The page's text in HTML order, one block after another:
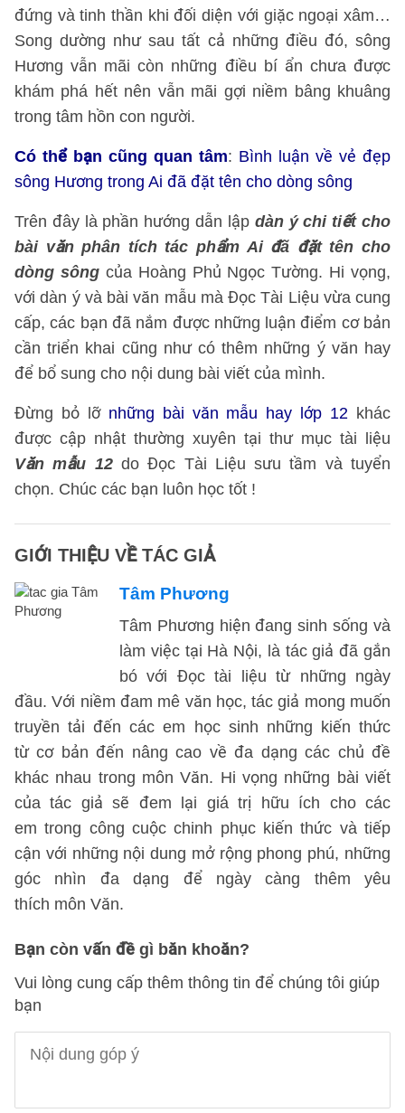
đứng và tinh thần khi đối diện với giặc ngoại xâm…
Song dường như sau tất cả những điều đó, sông
Hương vẫn mãi còn những điều bí ẩn chưa được
khám phá hết nên vẫn mãi gợi niềm bâng khuâng
trong tâm hồn con người.
Có thể bạn cũng quan tâm: Bình luận về vẻ đẹp
sông Hương trong Ai đã đặt tên cho dòng sông
Trên đây là phần hướng dẫn lập dàn ý chi tiết cho
bài văn phân tích tác phẩm Ai đã đặt tên cho
dòng sôngcủa Hoàng Phủ Ngọc Tường. Hi vọng,
với dàn ý và bài văn mẫu mà Đọc Tài Liệu vừa cung
cấp, các bạn đã nắm được những luận điểm cơ bản
cần triển khai cũng như có thêm những ý văn hay
để bổ sung cho nội dung bài viết của mình.
Đừng bỏ lỡ những bài văn mẫu hay lớp 12 khác
được cập nhật thường xuyên tại thư mục tài liệu
Văn mẫu 12do Đọc Tài Liệu sưu tầm và tuyển
chọn. Chúc các bạn luôn học tốt !
GIỚI THIỆU VỀ TÁC GIẢ
Tâm Phương
Tâm Phương hiện đang sinh sống và
làm việc tại Hà Nội, là tác giả đã gắn
bó với Đọc tài liệu từ những ngày
đầu. Với niềm đam mê văn học, tác giả mong muốn
truyền tải đến các em học sinh những kiến thức
từ cơ bản đến nâng cao về đa dạng các chủ đề
khác nhau trong môn Văn. Hi vọng những bài viết
của tác giả sẽ đem lại giá trị hữu ích cho các
em trong công cuộc chinh phục kiến thức và tiếp
cận với những nội dung mở rộng phong phú, những
góc nhìn đa dạng để ngày càng thêm yêu
thích môn Văn.
Bạn còn vấn đề gì băn khoăn?
Vui lòng cung cấp thêm thông tin để chúng tôi giúp
bạn